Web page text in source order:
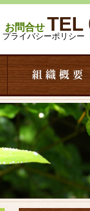
お問合せ TEL
プライバシーポリシー
組 織 概 要